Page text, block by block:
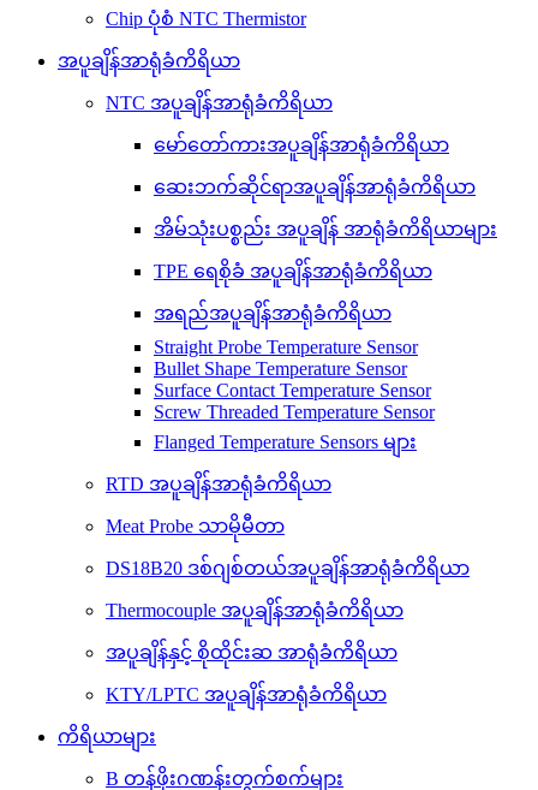
Chip ပုံစံ NTC Thermistor
အပူချိန်အာရုံခံကိရိယာ
NTC အပူချိန်အာရုံခံကိရိယာ
မော်တော်ကားအပူချိန်အာရုံခံကိရိယာ
ဆေးဘက်ဆိုင်ရာအပူချိန်အာရုံခံကိရိယာ
အိမ်သုံးပစ္စည်း အပူချိန် အာရုံခံကိရိယာများ
TPE ရေစိုခံ အပူချိန်အာရုံခံကိရိယာ
အရည်အပူချိန်အာရုံခံကိရိယာ
Straight Probe Temperature Sensor
Bullet Shape Temperature Sensor
Surface Contact Temperature Sensor
Screw Threaded Temperature Sensor
Flanged Temperature Sensors များ
RTD အပူချိန်အာရုံခံကိရိယာ
Meat Probe သာမိုမီတာ
DS18B20 ဒစ်ဂျစ်တယ်အပူချိန်အာရုံခံကိရိယာ
Thermocouple အပူချိန်အာရုံခံကိရိယာ
အပူချိန်နှင့် စိုထိုင်းဆ အာရုံခံကိရိယာ
KTY/LPTC အပူချိန်အာရုံခံကိရိယာ
ကိရိယာများ
B တန်ဖိုးဂဏန်းတွက်စက်များ